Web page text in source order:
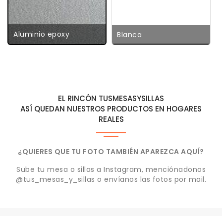
Aluminio epoxy Blanca
EL RINCÓN TUSMESASYSILLAS
ASÍ QUEDAN NUESTROS PRODUCTOS EN HOGARES
REALES
¿QUIERES QUE TU FOTO TAMBIÉN APAREZCA AQUÍ?
Sube tu mesa o sillas a Instagram, menciónadonos
@tus_mesas_y_sillas o envíanos las fotos por mail.